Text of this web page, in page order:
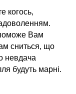
когось,
Вам
сниться, що
невдача
будуть марні.